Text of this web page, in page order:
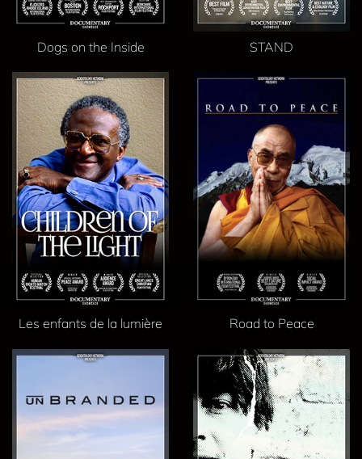
Dogs on the Inside STAND
Les enfants de la lumière Road to Peace